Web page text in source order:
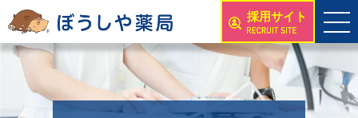
採用サイト